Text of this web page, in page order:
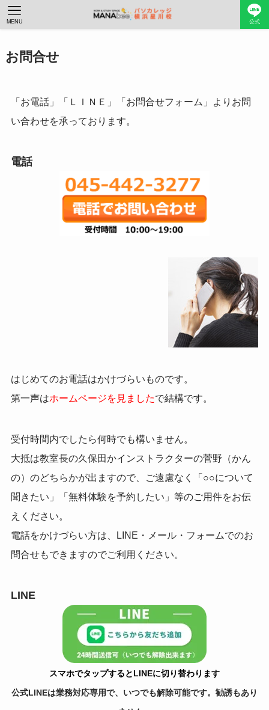
公式
MENU
お問合せ
「お電話」「ＬＩＮＥ」「お問合せフォーム」よりお問
い合わせを承っております。
電話
はじめてのお電話はかけづらいものです。
第一声はホームページを見ましたで結構です。
受付時間内でしたら何時でも構いません。
大抵は教室長の久保田かインストラクターの菅野（かん
の）のどちらかが出ますので、ご遠慮なく「○○について
聞きたい」「無料体験を予約したい」等のご用件をお伝
えください。
電話をかけづらい方は、LINE・メール・フォームでのお
問合せもできますのでご利用ください。
LINE
スマホでタップするとLINEに切り替わります
公式LINEは業務対応専用で、いつでも解除可能です。勧誘もあり